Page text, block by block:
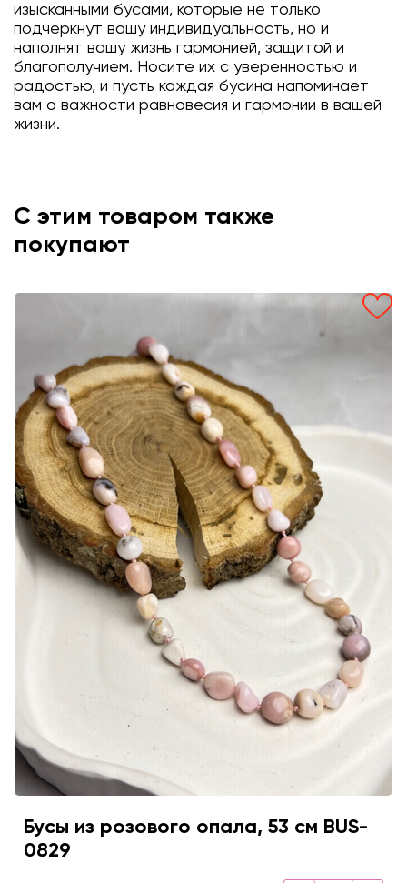
изысканными бусами, которые не только
подчеркнут вашу индивидуальность, но и
наполнят вашу жизнь гармонией, защитой и
благополучием. Носите их с уверенностью и
радостью, и пусть каждая бусина напоминает
вам о важности равновесия и гармонии в вашей
жизни.
С этим товаром также
покупают
Бусы из розового опала, 53 см BUS-
0829